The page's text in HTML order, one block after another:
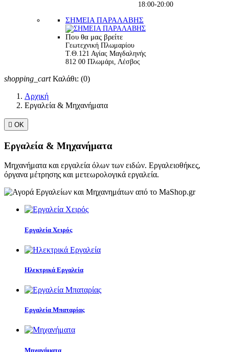
18:00-20:00
ΣΗΜΕΙΑ ΠΑΡΑΛΑΒΗΣ
Που θα μας βρείτε
Γεωτεχνική Πλωμαρίου
Τ.Θ.121 Αγίας Μαγδαληνής
812 00 Πλωμάρι, Λέσβος
shopping_cart Καλάθι: (0)
Αρχική
Εργαλεία & Μηχανήματα
 ΟΚ
Εργαλεία & Μηχανήματα
Μηχανήματα και εργαλεία όλων των ειδών. Εργαλειοθήκες,
όργανα μέτρησης και μετεωρολογικά εργαλεία.
Εργαλεία Χειρός
Ηλεκτρικά Εργαλεία
Εργαλεία Μπαταρίας
Μηχανήματα